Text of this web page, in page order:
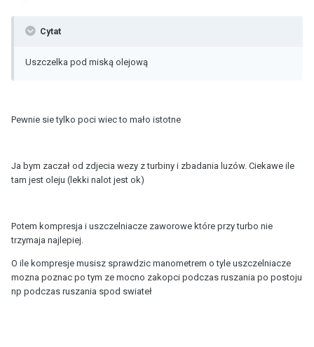
Cytat
Uszczelka pod miską olejową
Pewnie sie tylko poci wiec to mało istotne
Ja bym zaczał od zdjecia wezy z turbiny i zbadania luzów. Ciekawe ile
tam jest oleju (lekki nalot jest ok)
Potem kompresja i uszczelniacze zaworowe które przy turbo nie
trzymaja najlepiej.
O ile kompresje musisz sprawdzic manometrem o tyle uszczelniacze
mozna poznac po tym ze mocno zakopci podczas ruszania po postoju
np podczas ruszania spod swiateł